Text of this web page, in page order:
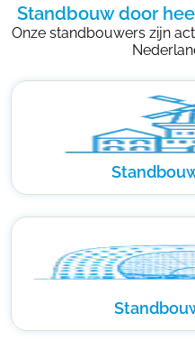
Standbouw door
Onze standbouwers zijn